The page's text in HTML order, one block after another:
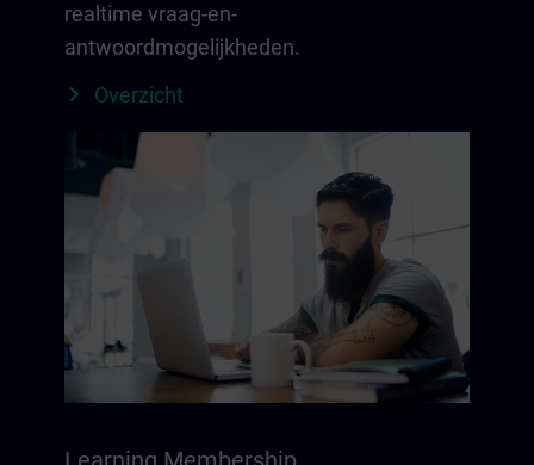
realtime vraag-en-
antwoordmogelijkheden.
Overzicht